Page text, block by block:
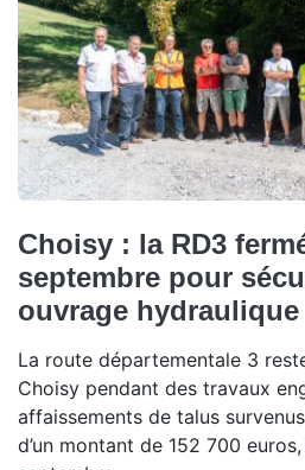
Choisy : la RD3
septembre pour
ouvrage hydraulique
La route départementale 3
Choisy pendant des travaux
affaissements de talus
d’un montant de 152 700